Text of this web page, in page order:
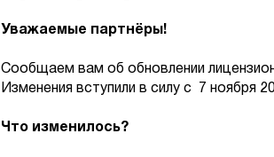
Уважаемые партнёры!
Сообщаем вам об обновлении
Изменения вступили в силу с 7 ноября
Что изменилось?